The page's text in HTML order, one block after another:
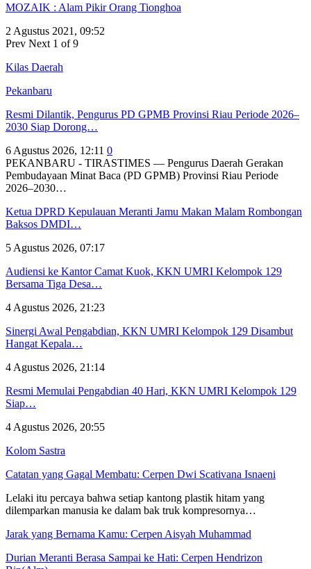
MOZAIK : Alam Pikir Orang Tionghoa
2 Agustus 2021, 09:52
Prev Next 1 of 9
Kilas Daerah
Pekanbaru
Resmi Dilantik, Pengurus PD GPMB Provinsi Riau Periode 2026–
2030 Siap Dorong…
6 Agustus 2026, 12:11 0
PEKANBARU - TIRASTIMES — Pengurus Daerah Gerakan
Pembudayaan Minat Baca (PD GPMB) Provinsi Riau Periode
2026–2030…
Ketua DPRD Kepulauan Meranti Jamu Makan Malam Rombongan
Baksos DMDI…
5 Agustus 2026, 07:17
Audiensi ke Kantor Camat Kuok, KKN UMRI Kelompok 129
Bersama Tiga Desa…
4 Agustus 2026, 21:23
Sinergi Awal Pengabdian, KKN UMRI Kelompok 129 Disambut
Hangat Kepala…
4 Agustus 2026, 21:14
Resmi Memulai Pengabdian 40 Hari, KKN UMRI Kelompok 129
Siap…
4 Agustus 2026, 20:55
Kolom Sastra
Catatan yang Gagal Membatu: Cerpen Dwi Scativana Isnaeni
Lelaki itu percaya bahwa setiap kantong plastik hitam yang
dilemparkan manusia ke dalam bak truk kompresornya…
Jarak yang Bernama Kamu: Cerpen Aisyah Muhammad
Durian Meranti Berasa Sampai ke Hati: Cerpen Hendrizon